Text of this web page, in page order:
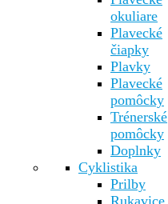
okuliare
Plavecké
čiapky
Plavky
Plavecké
pomôcky
Trénerské
pomôcky
Doplnky
Cyklistika
Prilby
Rukavice